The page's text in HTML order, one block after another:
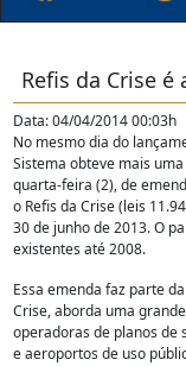
Refis da Crise é
Data: 04/04/2014 00:03h
No mesmo dia do
Sistema obteve mais
quarta-feira (2), de
o Refis da Crise (leis
30 de junho de 2013. O
existentes até 2008.
Essa emenda faz parte
Crise, aborda uma
operadoras de planos de
e aeroportos de uso